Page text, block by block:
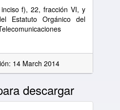
f), 22, fracción VI, y
Estatuto Orgánico del
14 March 2014
descargar